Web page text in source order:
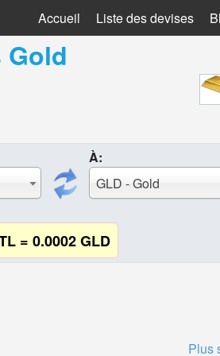
Accueil Liste des devises
Gold
À:
GLD - Gold
= 0.0002 GLD
Plus